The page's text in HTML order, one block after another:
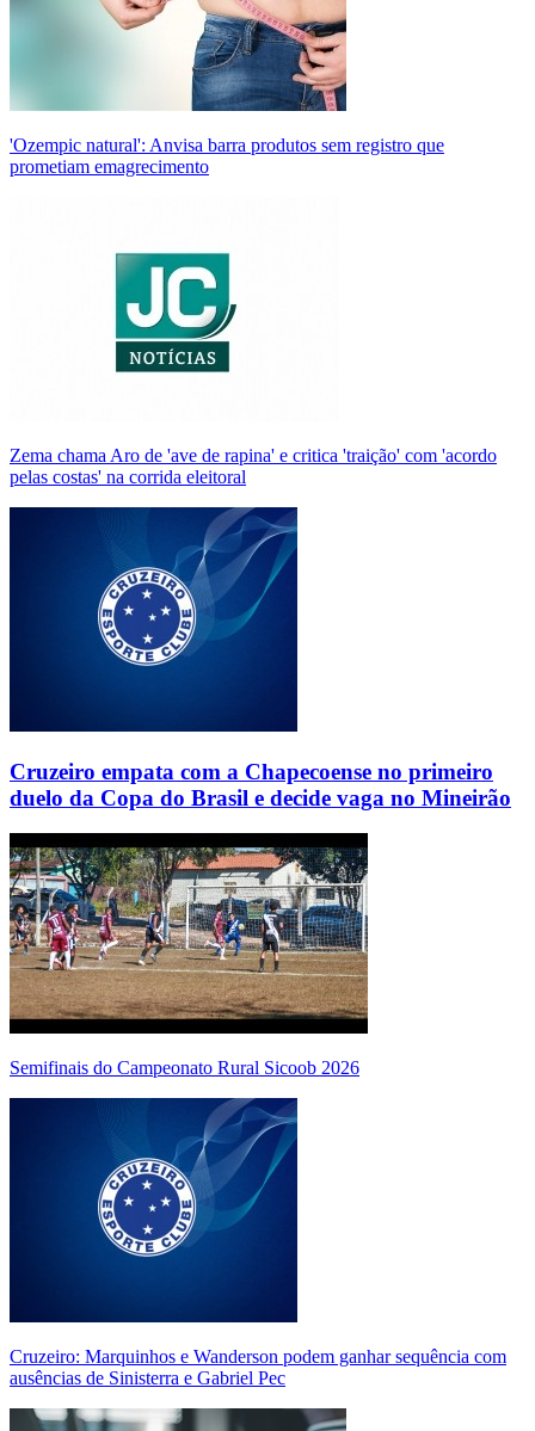
'Ozempic natural': Anvisa barra produtos sem registro que
prometiam emagrecimento
Zema chama Aro de 'ave de rapina' e critica 'traição' com 'acordo
pelas costas' na corrida eleitoral
Cruzeiro empata com a Chapecoense no primeiro
duelo da Copa do Brasil e decide vaga no Mineirão
Semifinais do Campeonato Rural Sicoob 2026
Cruzeiro: Marquinhos e Wanderson podem ganhar sequência com
ausências de Sinisterra e Gabriel Pec